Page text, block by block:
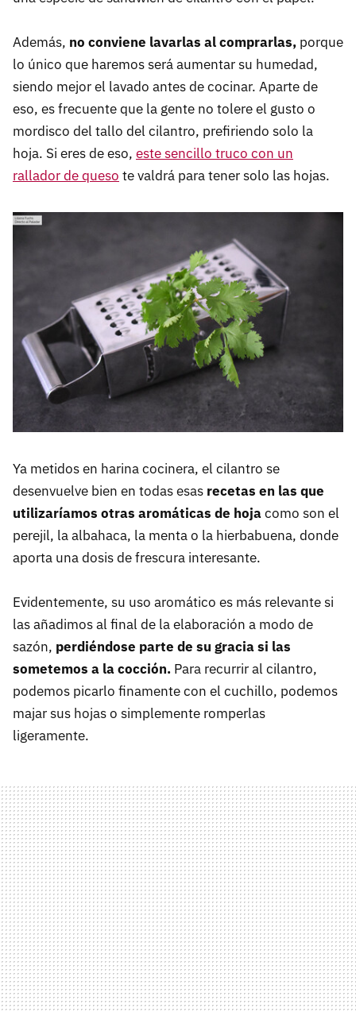
Además, no conviene lavarlas al comprarlas, porque
lo único que haremos será aumentar su humedad,
siendo mejor el lavado antes de cocinar. Aparte de
eso, es frecuente que la gente no tolere el gusto o
mordisco del tallo del cilantro, prefiriendo solo la
hoja. Si eres de eso, este sencillo truco con un
rallador de queso te valdrá para tener solo las hojas.
Ya metidos en harina cocinera, el cilantro se
desenvuelve bien en todas esas recetas en las que
utilizaríamos otras aromáticas de hojacomo son el
perejil, la albahaca, la menta o la hierbabuena, donde
aporta una dosis de frescura interesante.
Evidentemente, su uso aromático es más relevante si
las añadimos al final de la elaboración a modo de
sazón, perdiéndose parte de su gracia si las
sometemos a la cocción. Para recurrir al cilantro,
podemos picarlo finamente con el cuchillo, podemos
majar sus hojas o simplemente romperlas
ligeramente.